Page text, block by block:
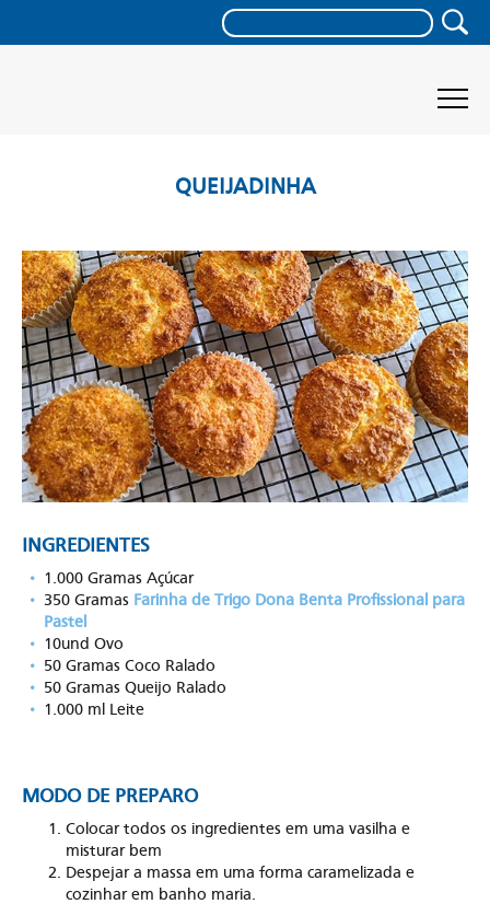
QUEIJADINHA
INGREDIENTES
1.000 Gramas Açúcar
350 Gramas Farinha de Trigo Dona Benta Profissional para
Pastel
10und Ovo
50 Gramas Coco Ralado
50 Gramas Queijo Ralado
1.000 ml Leite
MODO DE PREPARO
Colocar todos os ingredientes em uma vasilha e
misturar bem
Despejar a massa em uma forma caramelizada e
cozinhar em banho maria.